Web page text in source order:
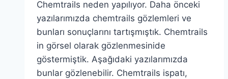
Chemtrails neden yapılıyor. Daha önceki
yazılarımızda chemtrails gözlemleri ve
bunları sonuçlarını tartışmıştık. Chemtrails
in görsel olarak gözlenmesinide
göstermiştik. Aşağıdaki yazılarımızda
bunlar gözlenebilir. Chemtrails ispatı,